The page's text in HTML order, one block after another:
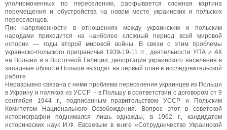
уполномоченных по переселению, раскрывается сложная картина
перемещения и обустройства на новом месте украинских и польских
переселенцев.
Пик напряженности в отношениях между украинским и польским
народами приходится на наиболее сложный период всей мировой
истории — годы второй мировой войны. В связи с этим проблемы
украинско-польского приграничья 1939-19-11 гг., деятельности УПА и АК
на Волыни и в Восточной Галиции, депортация украинского населения в
западные области Польши выходят на первый план в исследовательской
работе.
Неразрывно связана с ними проблема переселения украинцев из Польши
в Украину и поляков из УССР -- в Польшу в соответствии с договором от 9
сентября 1944 г., подписанным правительством УССР и Польским
Комитетом Национального Освобождения. Вопрос этот в советской
историографии поднимался лишь однажды, в 1962 г., кандидатом
исторических наук И.Ф. Евсеевым в книге «Сотрудничество Украинской